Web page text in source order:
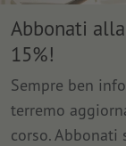
Abbonati
15%!
Sempre ben
terremo
corso.